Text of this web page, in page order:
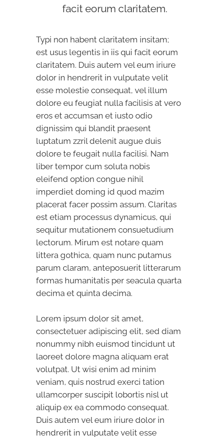
facit eorum claritatem.
Typi non habent claritatem insitam;
est usus legentis in iis qui facit eorum
claritatem. Duis autem vel eum iriure
dolor in hendrerit in vulputate velit
esse molestie consequat, vel illum
dolore eu feugiat nulla facilisis at vero
eros et accumsan et iusto odio
dignissim qui blandit praesent
luptatum zzril delenit augue duis
dolore te feugait nulla facilisi. Nam
liber tempor cum soluta nobis
eleifend option congue nihil
imperdiet doming id quod mazim
placerat facer possim assum. Claritas
est etiam processus dynamicus, qui
sequitur mutationem consuetudium
lectorum. Mirum est notare quam
littera gothica, quam nunc putamus
parum claram, anteposuerit litterarum
formas humanitatis per seacula quarta
decima et quinta decima.
Lorem ipsum dolor sit amet,
consectetuer adipiscing elit, sed diam
nonummy nibh euismod tincidunt ut
laoreet dolore magna aliquam erat
volutpat. Ut wisi enim ad minim
veniam, quis nostrud exerci tation
ullamcorper suscipit lobortis nisl ut
aliquip ex ea commodo consequat.
Duis autem vel eum iriure dolor in
hendrerit in vulputate velit esse